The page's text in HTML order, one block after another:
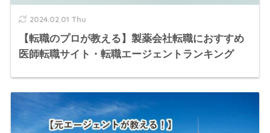
2024.02.01 Thu
【転職のプロが教える】製薬会社転職におすすめ
医師転職サイト・転職エージェントランキング